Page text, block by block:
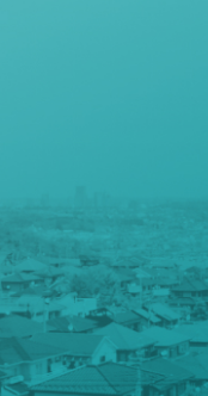
私たち北洲で働
ています。